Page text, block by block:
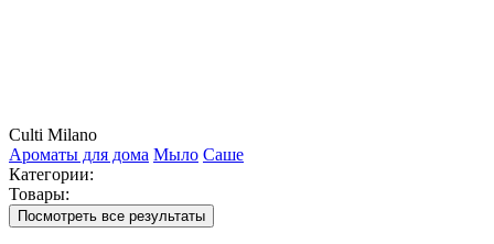
Culti Milano
Ароматы для дома Мыло Саше
Категории:
Товары:
Посмотреть все результаты